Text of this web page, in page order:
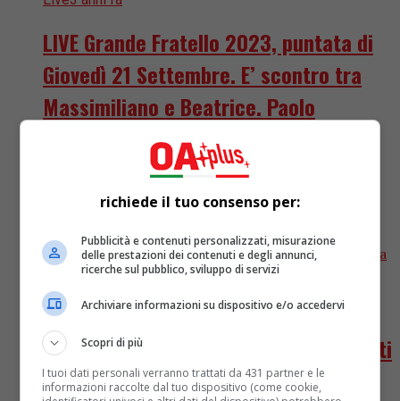
LIVE Grande Fratello 2023, puntata di
Giovedì 21 Settembre. E’ scontro tra
Massimiliano e Beatrice. Paolo
riabbraccia sua mamma. Ritorna la
suite. In cinque al televoto
Questa sera va in onda il quarto appuntamento del
Grande Fratello, il Reality condotto da Alfonso
Signorini con al fianco Cesara Buonamici, opinionista
unica. OAplus vi...
TV3 anni fa
GF, ecco i nomi di tutti i “famosi” scelti
da Alfonso Signorini. Il primo
richiede il tuo consenso per:
Pubblicità e contenuti personalizzati, misurazione
delle prestazioni dei contenuti e degli annunci,
ricerche sul pubblico, sviluppo di servizi
Archiviare informazioni su dispositivo e/o accedervi
Scopri di più
I tuoi dati personali verranno trattati da 431 partner e le
informazioni raccolte dal tuo dispositivo (come cookie,